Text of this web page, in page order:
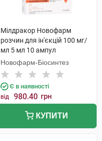
Мілдракор Новофарм
розчин для ін'єкцій 100 мг/
мл 5 мл 10 ампул
Новофарм-Біосинтез
Є в наявності
від 980.40 грн
КУПИТИ